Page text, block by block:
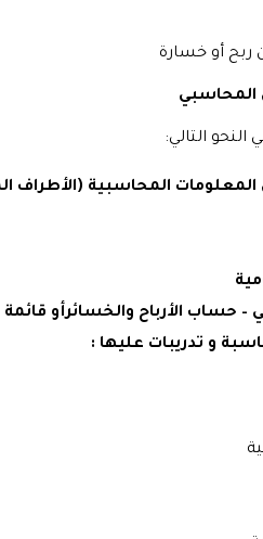
ربح أو خسارة
المحاسبي
النحو التالي:
المحاسبية (الأطراف
– حساب الأرباح والخسائرأو قائمة
و تدريبات عليها :